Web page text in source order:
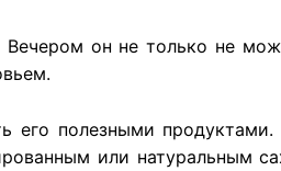
он не только не
его полезными
или натуральным